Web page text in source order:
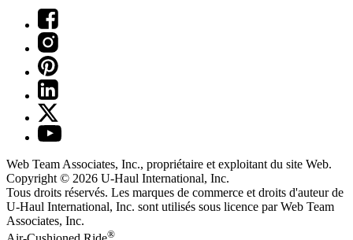
Web Team Associates, Inc., propriétaire et exploitant du site Web.
Copyright © 2026 U-Haul International, Inc.
Tous droits réservés. Les marques de commerce et droits d'auteur de
U-Haul International, Inc. sont utilisés sous licence par Web Team
Associates, Inc.
®